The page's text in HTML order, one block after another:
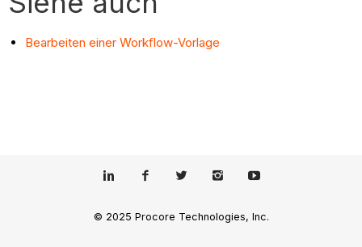
Bearbeiten einer Workflow-Vorlage
© 2025 Procore Technologies, Inc.